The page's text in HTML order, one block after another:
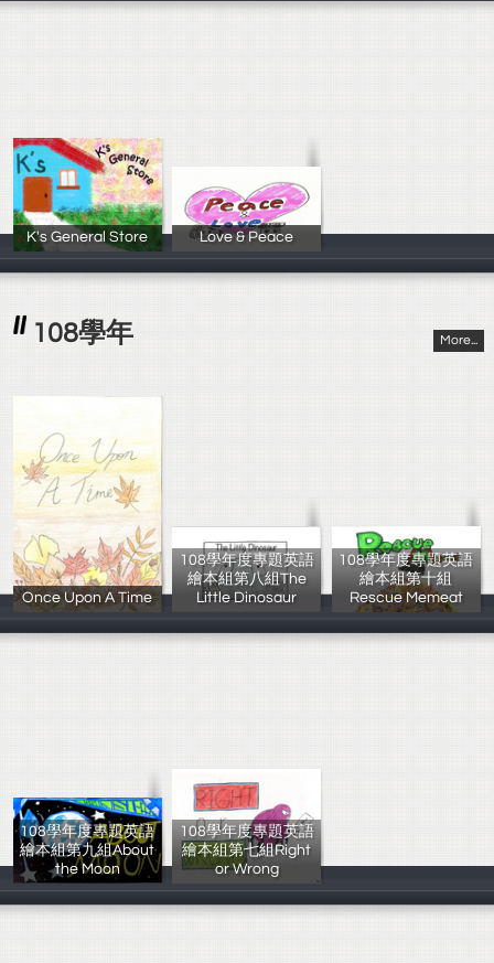
K's General Store
沈孜芸 劉子琳
Love & Peace
朱力麟 李堉甄
108學年 More...
Once Upon A Time
108學年度專題英語
繪本組第八組The
Little Dinosaur
108學年度專題英語
繪本組第十組
Rescue Memeat
108學年度專題英語
繪本組第九組About
the Moon
108學年度 3年1
108學年度專題英語
繪本組第七組Right
or Wrong
108學年度 3年1